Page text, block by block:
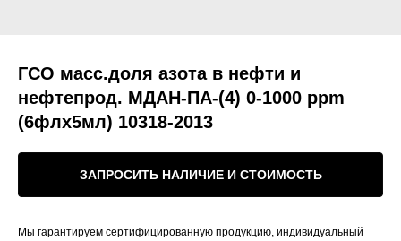
ГСО масс.доля азота в нефти и
нефтепрод. МДАН-ПА-(4) 0-1000 ppm
(6флх5мл) 10318-2013
ЗАПРОСИТЬ НАЛИЧИЕ И СТОИМОСТЬ
Мы гарантируем сертифицированную продукцию, индивидуальный